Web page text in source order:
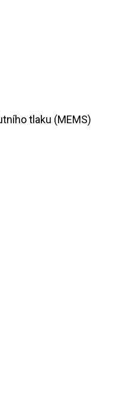
tlaku (MEMS)